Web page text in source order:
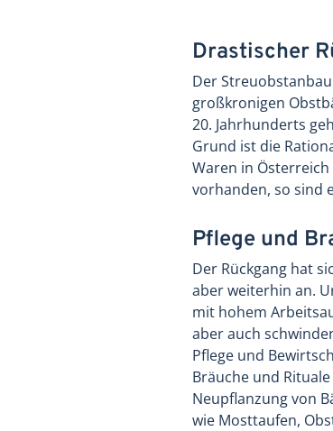
Drastischer
Der
großkronigen
20. Jahrhunderts
Grund ist die
Waren in
vorhanden, so sind
Pflege und
Der Rückgang hat
aber weiterhin an.
mit hohem
aber auch
Pflege und
Bräuche und
Neupflanzung von
wie Mosttaufen,